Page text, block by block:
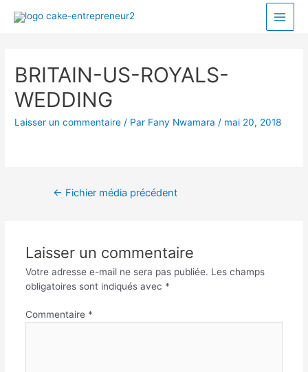
BRITAIN-US-ROYALS-
WEDDING
Laisser un commentaire / Par Fany Nwamara / mai 20, 2018
← Fichier média précédent
Laisser un commentaire
Votre adresse e-mail ne sera pas publiée. Les champs
obligatoires sont indiqués avec *
Commentaire *